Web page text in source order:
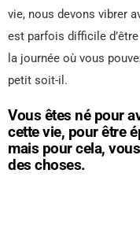
vie, nous devons vibrer
est parfois difficile
la journée où vous
petit soit-il.
Vous êtes né pour
cette vie, pour être
mais pour cela,
des choses.